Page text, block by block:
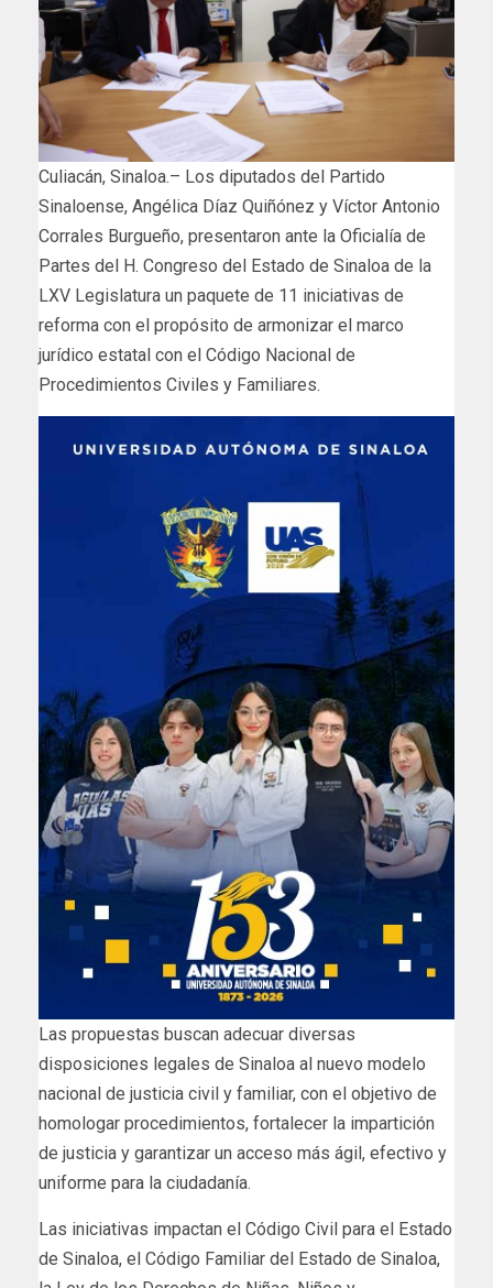
Culiacán, Sinaloa.– Los diputados del Partido
Sinaloense, Angélica Díaz Quiñónez y Víctor Antonio
Corrales Burgueño, presentaron ante la Oficialía de
Partes del H. Congreso del Estado de Sinaloa de la
LXV Legislatura un paquete de 11 iniciativas de
reforma con el propósito de armonizar el marco
jurídico estatal con el Código Nacional de
Procedimientos Civiles y Familiares.
Las propuestas buscan adecuar diversas
disposiciones legales de Sinaloa al nuevo modelo
nacional de justicia civil y familiar, con el objetivo de
homologar procedimientos, fortalecer la impartición
de justicia y garantizar un acceso más ágil, efectivo y
uniforme para la ciudadanía.
Las iniciativas impactan el Código Civil para el Estado
de Sinaloa, el Código Familiar del Estado de Sinaloa,